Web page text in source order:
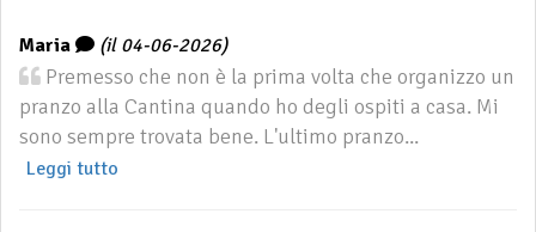
Maria (il 04-06-2026)
Premesso che non è la prima volta che organizzo un
pranzo alla Cantina quando ho degli ospiti a casa. Mi
sono sempre trovata bene. L'ultimo pranzo...
Leggi tutto